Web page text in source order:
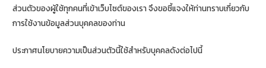
ส่วนตัวของผู้ใช้ทุกคนที่เข้าเว็บไซต์ของเรา จึงขอชี้แจงให้ท่านทราบเกี่ยวกับ
การใช้งานข้อมูลส่วนบุคคลของท่าน
ประกาศนโยบายความเป็นส่วนตัวนี้ใช้สำหรับบุคคลดังต่อไปนี้